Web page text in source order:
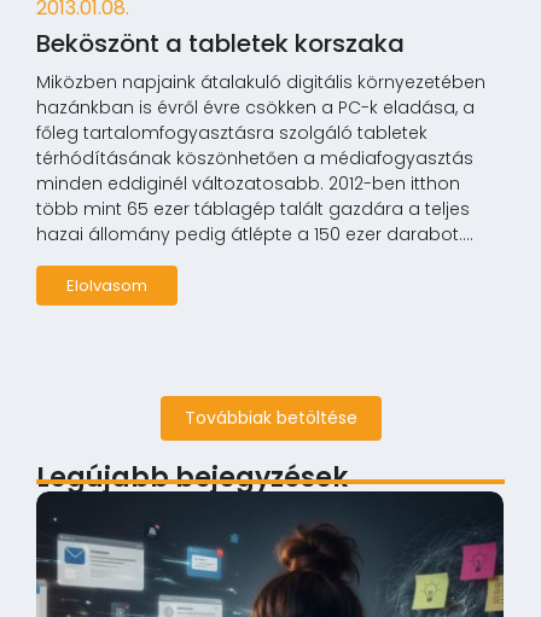
2013.01.08.
Beköszönt a tabletek korszaka
Miközben napjaink átalakuló digitális környezetében
hazánkban is évről évre csökken a PC-k eladása, a
főleg tartalomfogyasztásra szolgáló tabletek
térhódításának köszönhetően a médiafogyasztás
minden eddiginél változatosabb. 2012-ben itthon
több mint 65 ezer táblagép talált gazdára a teljes
hazai állomány pedig átlépte a 150 ezer darabot....
Elolvasom
Továbbiak betöltése
Legújabb bejegyzések